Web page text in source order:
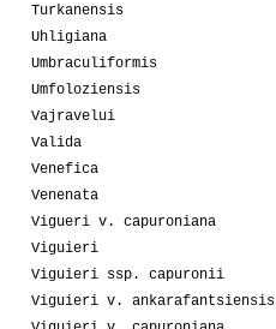
Turkanensis
Uhligiana
Umbraculiformis
Umfoloziensis
Vajravelui
Valida
Venefica
Venenata
Vigueri v. capuroniana
Viguieri
Viguieri ssp. capuronii
Viguieri v. ankarafantsiensis